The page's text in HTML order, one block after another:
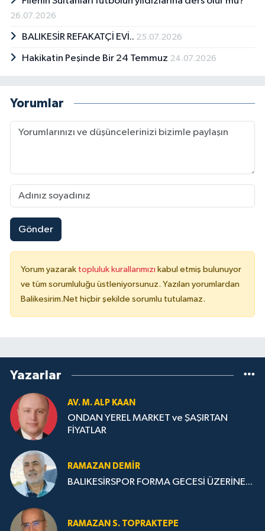
26.07.2026
BALIKESİR REFAKATÇİ EVİ.. 25.07.2026
Hakikatin Peşinde Bir 24 Temmuz 24.07.2026
Yorumlar
Gönder
Yorum yazarak topluluk kurallarımızı kabul etmiş bulunuyor
ve tüm sorumluluğu üstleniyorsunuz. Yazılan yorumlardan
Balikesirim.Net hiçbir şekilde sorumlu tutulamaz.
Yazarlar
AV. M. ALP KAAN
ONDAN YEREL MARKET ve ŞAŞIRTAN
FİYATLAR
RAMAZAN DEMİR
BALIKESİRSPOR FORMA GECESİ ÜZERİNE...
RAMAZAN S. TOPRAKTEPE